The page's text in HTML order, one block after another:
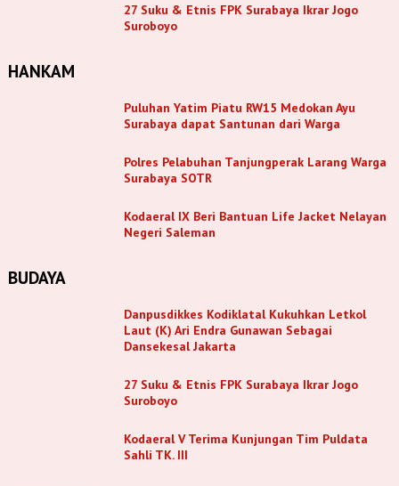
27 Suku & Etnis FPK Surabaya Ikrar Jogo
Suroboyo
HANKAM
Puluhan Yatim Piatu RW15 Medokan Ayu
Surabaya dapat Santunan dari Warga
Polres Pelabuhan Tanjungperak Larang Warga
Surabaya SOTR
Kodaeral IX Beri Bantuan Life Jacket Nelayan
Negeri Saleman
BUDAYA
Danpusdikkes Kodiklatal Kukuhkan Letkol
Laut (K) Ari Endra Gunawan Sebagai
Dansekesal Jakarta
27 Suku & Etnis FPK Surabaya Ikrar Jogo
Suroboyo
Kodaeral V Terima Kunjungan Tim Puldata
Sahli TK. III